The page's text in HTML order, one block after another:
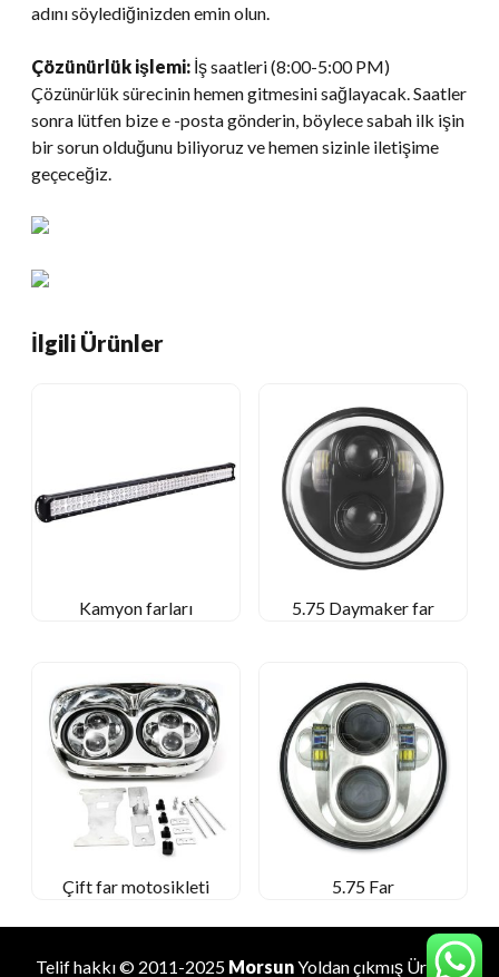
adını söylediğinizden emin olun.
Çözünürlük işlemi: İş saatleri (8:00-5:00 PM)
Çözünürlük sürecinin hemen gitmesini sağlayacak. Saatler
sonra lütfen bize e -posta gönderin, böylece sabah ilk işin
bir sorun olduğunu biliyoruz ve hemen sizinle iletişime
geçeceğiz.
İlgili Ürünler
Kamyon farları 5.75 Daymaker far
Çift far motosikleti 5.75 Far
Telif hakkı © 2011-2025 MorsunYoldan çıkmış Üretici.